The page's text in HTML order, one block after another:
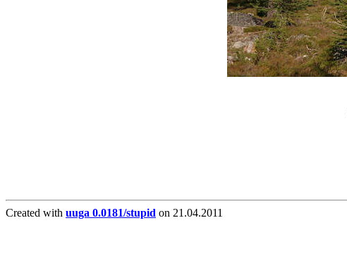
Created with uuga 0.0181/stupid on 21.04.2011